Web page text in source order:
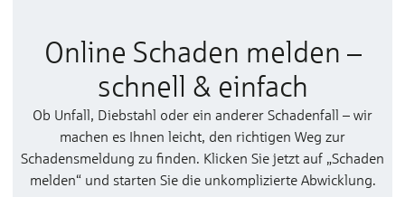
Online Schaden melden –
schnell & einfach
Ob Unfall, Diebstahl oder ein anderer Schadenfall – wir
machen es Ihnen leicht, den richtigen Weg zur
Schadensmeldung zu finden. Klicken Sie jetzt auf „Schaden
melden“ und starten Sie die unkomplizierte Abwicklung.